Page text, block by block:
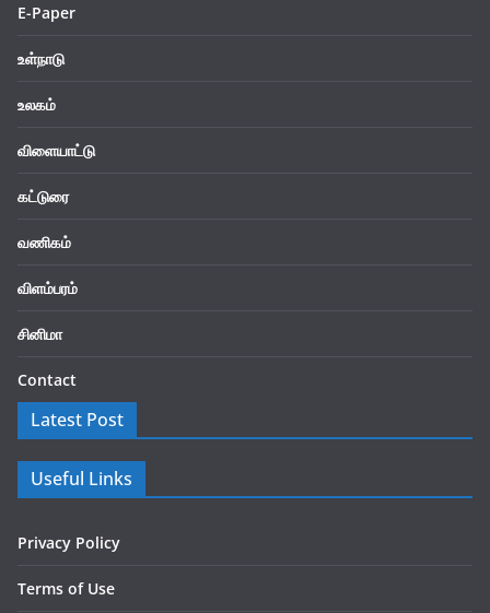
E-Paper
உள்நாடு
உலகம்
விளையாட்டு
கட்டுரை
வணிகம்
விளம்பரம்
சினிமா
Contact
Latest Post
Useful Links
Privacy Policy
Terms of Use